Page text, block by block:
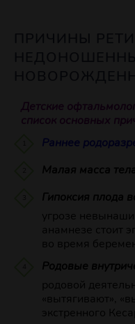
Детские
список основных
Раннее
Малая масса
Гипоксия плода
угрозе
анамнезе стоит
во время
Родовые
родовой
«вытягивают»,
экстренного